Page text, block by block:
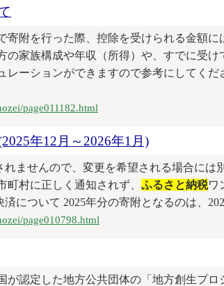
寄附を行った際、控除を受けられる金額
の家族構成や年収（所得）や、すでに受
レーションができますので参考にしてくだ
page011182.html
年12月～2026年1月)
ませんので、変更を希望される場合に
村に正しく通知されず、 ふるさと納税ワ
について 2025年分の寄附となるのは、
page010798.html
が認定した地方公共団体の「地方創生プ